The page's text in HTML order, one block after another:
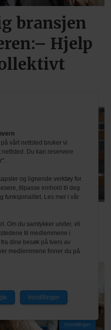
bransjen
Hjelp
mot økt
Innstillinger
vårt nettsted bruker vi
Du kan reservere
og lignende verktøy for
tilpasse innhold til deg
funksjonalitet. Les mer i vår
Om du samtykker under, vil
til medlemmene i
dine besøk på tvers av
medlemmene finner du på
Innstillinger